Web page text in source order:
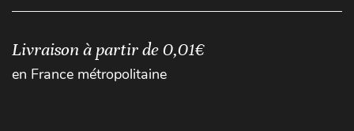
Livraison à partir de 0,01€
en France métropolitaine